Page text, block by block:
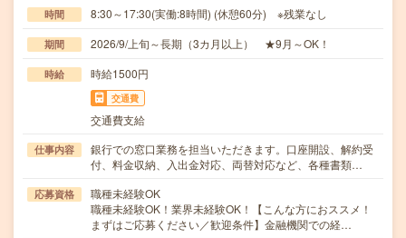
時間 8:30～17:30(実働:8時間) (休憩60分) ※残業なし
期間 2026/9/上旬～長期（3カ月以上） ★9月～OK！
時給 時給1500円
交通費
交通費支給
仕事内容
銀行での窓口業務を担当いただきます。口座開設、解約受
付、料金収納、入出金対応、両替対応など、各種書類…
応募資格
職種未経験OK
職種未経験OK！業界未経験OK！【こんな方におススメ！
まずはご応募ください／歓迎条件】金融機関での経…